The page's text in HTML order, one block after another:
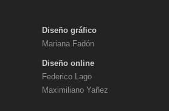
Diseño gráfico
Mariana Fadón
Diseño online
Federico Lago
Maximiliano Yañez